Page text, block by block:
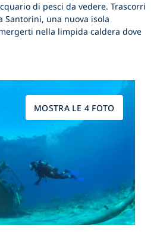
di pesci da vedere. Trascorri
Santorini, una nuova isola
nella limpida caldera dove
MOSTRA LE 4 FOTO